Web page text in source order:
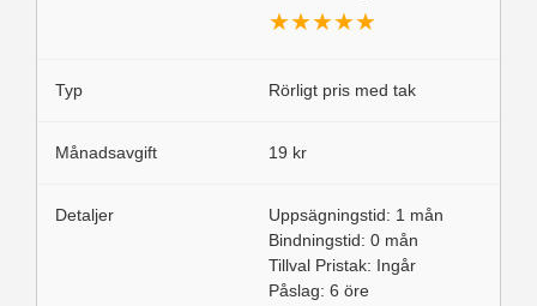
★★★★★
Rörligt pris med tak
19 kr
Uppsägningstid: 1 mån
Bindningstid: 0 mån
Tillval Pristak: Ingår
Påslag: 6 öre